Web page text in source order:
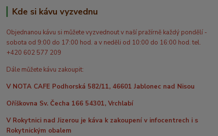
Kde si kávu vyzvednu
Objednanou kávu si můžete vyzvednout v naší pražírně každý pondělí -
sobota od 9:00 do 17:00 hod. a v neděli od 10:00 do 16:00 hod. tel.
+420 602 577 209
Dále můžete kávu zakoupit:
V NOTA CAFE Podhorská 582/11, 46601 Jablonec nad Nisou
Oříškovna Sv. Čecha 166 54301, Vrchlabí
V Rokytnici nad Jizerou je káva k zakoupení v infocentrech i s
Rokytnickým obalem